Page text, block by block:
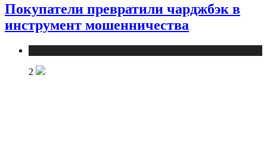
Покупатели превратили чарджбэк в
инструмент мошенничества
2